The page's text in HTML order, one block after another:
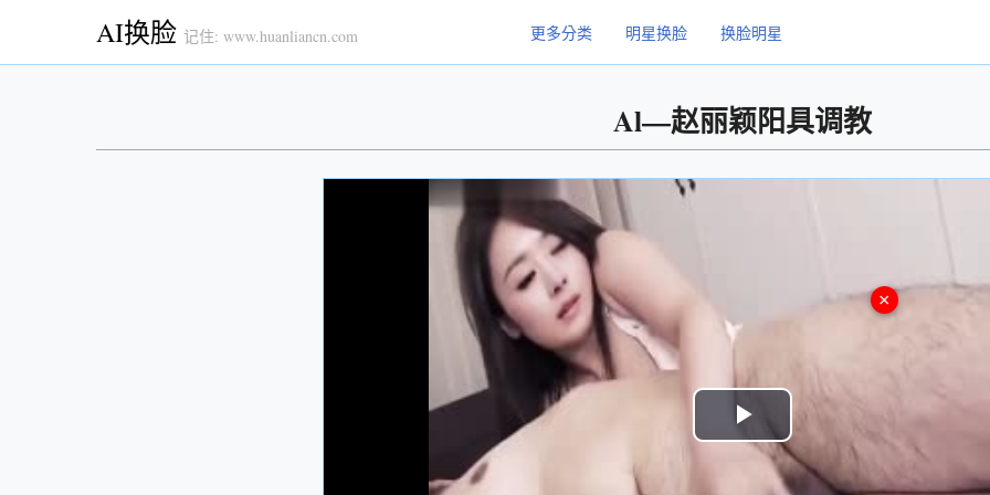
AI换脸 记住: www.huanliancn.com 更多分类 明星换脸 换脸明星
Al—赵丽颖阳具调教
Play
×